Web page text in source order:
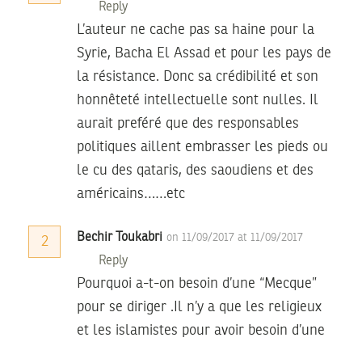
Reply
L’auteur ne cache pas sa haine pour la
Syrie, Bacha El Assad et pour les pays de
la résistance. Donc sa crédibilité et son
honnêteté intellectuelle sont nulles. Il
aurait preféré que des responsables
politiques aillent embrasser les pieds ou
le cu des qataris, des saoudiens et des
américains……etc
2 Bechir Toukabri on 11/09/2017 at 11/09/2017
Reply
Pourquoi a-t-on besoin d’une “Mecque”
pour se diriger .Il n’y a que les religieux
et les islamistes pour avoir besoin d’une